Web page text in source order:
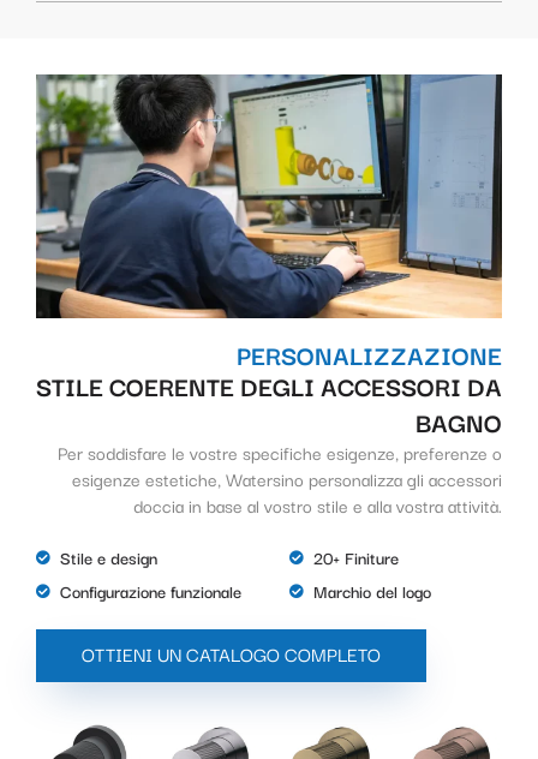
PERSONALIZZAZIONE
STILE COERENTE DEGLI ACCESSORI DA
BAGNO
Per soddisfare le vostre specifiche esigenze, preferenze o
esigenze estetiche, Watersino personalizza gli accessori
doccia in base al vostro stile e alla vostra attività.
Stile e design
Configurazione funzionale
20+ Finiture
Marchio del logo
OTTIENI UN CATALOGO COMPLETO